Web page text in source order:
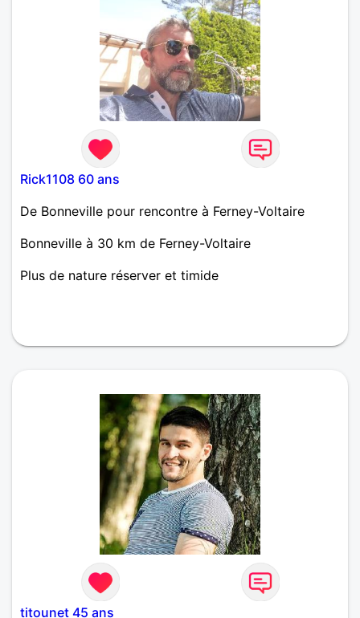
Rick1108 60 ans
De Bonneville pour rencontre à Ferney-Voltaire
Bonneville à 30 km de Ferney-Voltaire
Plus de nature réserver et timide
titounet 45 ans